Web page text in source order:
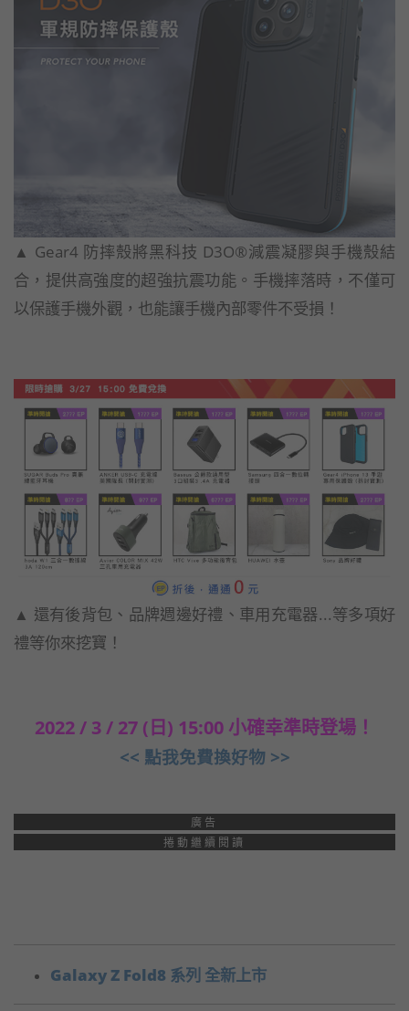
▲ Gear4 防摔殼將黑科技 D3O®減震凝膠與手機殼結
合，提供高強度的超強抗震功能。手機摔落時，不僅可
以保護手機外觀，也能讓手機內部零件不受損！
▲ 還有後背包、品牌週邊好禮、車用充電器...等多項好
禮等你來挖寶！
2022 / 3 / 27 (日) 15:00 小確幸準時登場！
<< 點我免費換好物 >>
廣告
捲動繼續閱讀
Galaxy Z Fold8 系列 全新上市